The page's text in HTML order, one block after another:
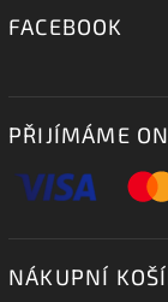
FACEBOOK
PŘIJÍMÁME
NÁKUPNÍ